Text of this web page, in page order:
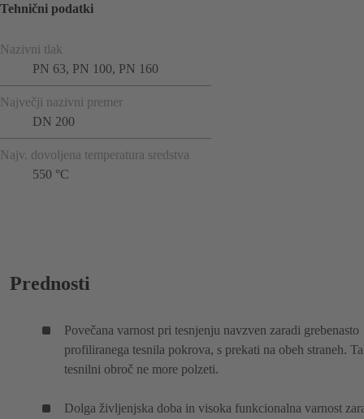
Tehnični podatki
Nazivni tlak
PN 63, PN 100, PN 160
Največji nazivni premer
DN 200
Najv. dovoljena temperatura sredstva
550 °C
Prednosti
Povečana varnost pri tesnjenju navzven zaradi grebenasto
profiliranega tesnila pokrova, s prekati na obeh straneh.
tesnilni obroč ne more polzeti.
Dolga življenjska doba in visoka funkcionalna varnost